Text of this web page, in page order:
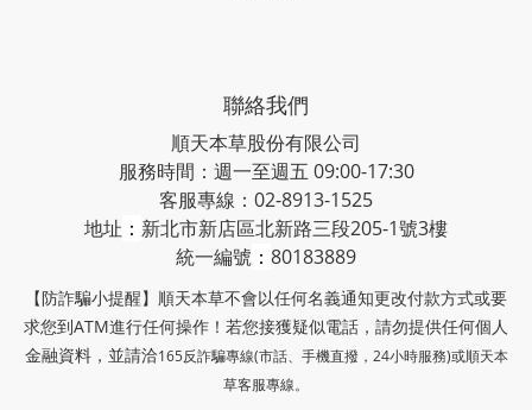
聯絡我們
順天本草股份有限公司
服務時間：週一至週五 09:00-17:30
客服專線：02-8913-1525
地址 ： 新北市新店區北新路三段205-1號3樓
統一編號 ： 80183889
【防詐騙小提醒】順天本草不會以任何名義通知更改付款方式或要
求您到ATM進行任何操作！若您接獲疑似電話，請勿提供任何個人
金融資料，並請洽165反詐騙專線(市話、手機直撥，24小時服務)或順天本
草客服專線。